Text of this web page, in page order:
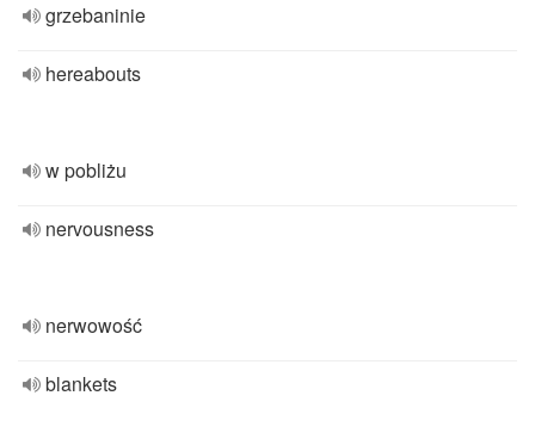
grzebaninie
hereabouts
w pobliżu
nervousness
nerwowość
blankets